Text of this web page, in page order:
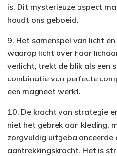
is. Dit mysterieuze aspect
houdt ons geboeid.
9. Het samenspel van licht
waarop licht over haar
verlicht, trekt de blik als een
combinatie van perfecte
een magneet werkt.
10. De kracht van strategie
niet het gebrek aan kleding,
zorgvuldig uitgebalanceerde
aantrekkingskracht. Het is